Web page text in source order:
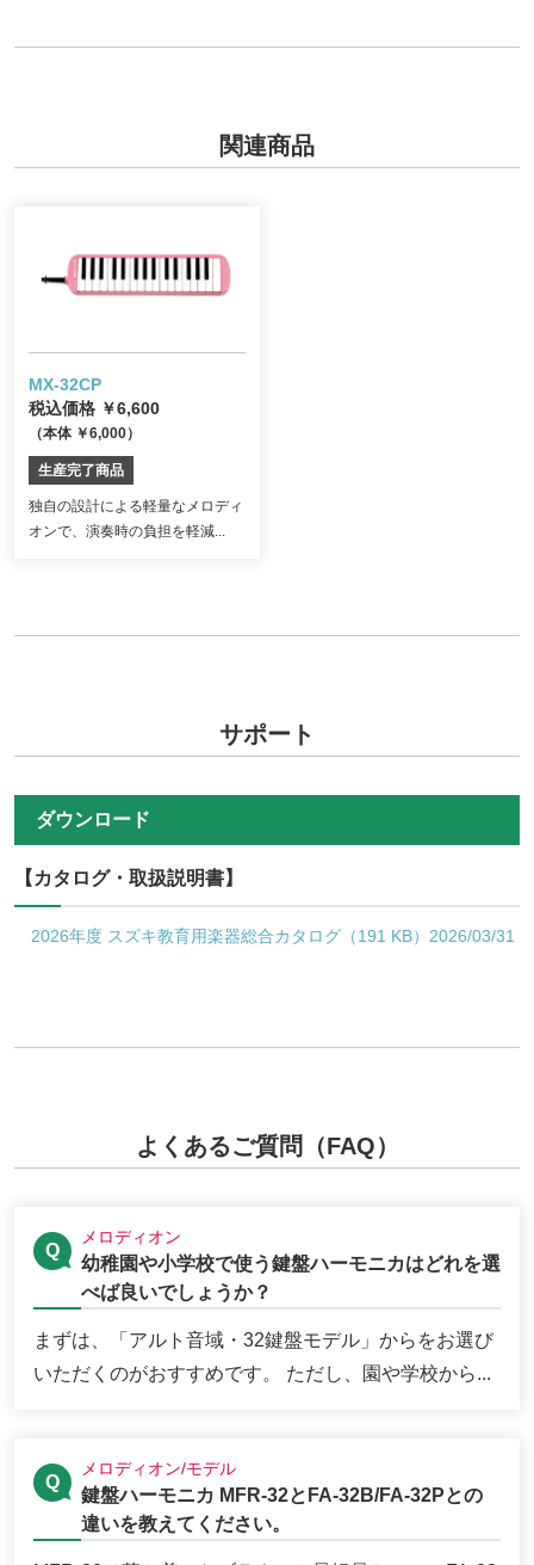
関連商品
MX-32CP
税込価格 ￥6,600
（本体 ￥6,000）
生産完了商品
独自の設計による軽量なメロディ
オンで、演奏時の負担を軽減...
サポート
ダウンロード
【カタログ・取扱説明書】
2026年度 スズキ教育用楽器総合カタログ（191 KB）2026/03/31
よくあるご質問（FAQ）
メロディオン
幼稚園や小学校で使う鍵盤ハーモニカはどれを選
べば良いでしょうか？
まずは、「アルト音域・32鍵盤モデル」からをお選び
いただくのがおすすめです。 ただし、園や学校から...
メロディオン/モデル
鍵盤ハーモニカ MFR-32とFA-32B/FA-32Pとの
違いを教えてください。